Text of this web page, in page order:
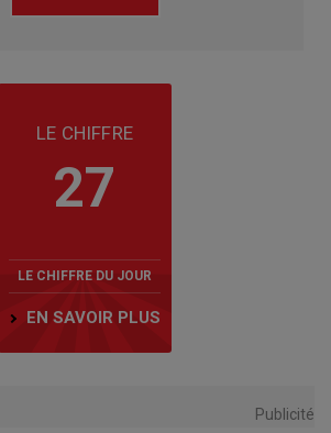
LE CHIFFRE
27
LE CHIFFRE DU JOUR
EN SAVOIR PLUS
Publicité